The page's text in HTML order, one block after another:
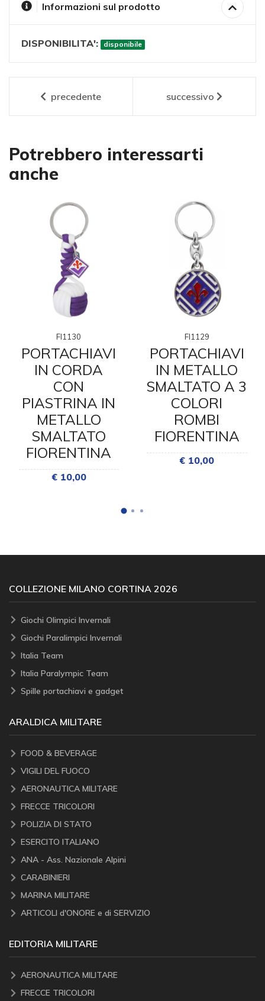
Informazioni sul prodotto
DISPONIBILITA': disponibile
precedente successivo
Potrebbero interessarti
anche
FI1130
PORTACHIAVI
IN CORDA
CON
PIASTRINA IN
METALLO
SMALTATO
FIORENTINA
€ 10,00
FI1129
PORTACHIAVI
IN METALLO
SMALTATO A 3
COLORI
ROMBI
FIORENTINA
€ 10,00
COLLEZIONE MILANO CORTINA 2026
Giochi Olimpici Invernali
Giochi Paralimpici Invernali
Italia Team
Italia Paralympic Team
Spille portachiavi e gadget
ARALDICA MILITARE
FOOD & BEVERAGE
VIGILI DEL FUOCO
AERONAUTICA MILITARE
FRECCE TRICOLORI
POLIZIA DI STATO
ESERCITO ITALIANO
ANA - Ass. Nazionale Alpini
CARABINIERI
MARINA MILITARE
ARTICOLI d'ONORE e di SERVIZIO
EDITORIA MILITARE
AERONAUTICA MILITARE
FRECCE TRICOLORI